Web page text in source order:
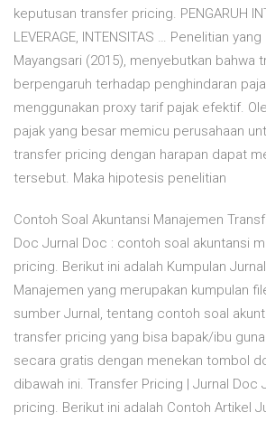
keputusan transfer pricing. PENGARUH
LEVERAGE, INTENSITAS … Penelitian
Mayangsari (2015), menyebutkan bahwa
berpengaruh terhadap penghindaran
menggunakan proxy tarif pajak efektif.
pajak yang besar memicu perusahaan
transfer pricing dengan harapan dapat
tersebut. Maka hipotesis penelitian
Contoh Soal Akuntansi Manajemen
Doc Jurnal Doc : contoh soal akuntansi
pricing. Berikut ini adalah Kumpulan
Manajemen yang merupakan kumpulan
sumber Jurnal, tentang contoh soal
transfer pricing yang bisa bapak/ibu
secara gratis dengan menekan tombol
dibawah ini. Transfer Pricing | Jurnal Doc
pricing. Berikut ini adalah Contoh Artikel